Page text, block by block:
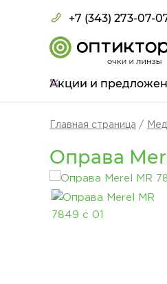
+7 (343) 273-07-
Акции и
Главная страница
Оправа